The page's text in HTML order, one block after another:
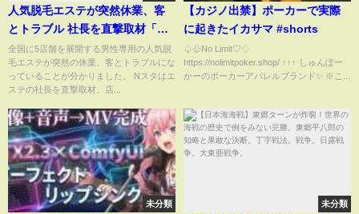
人気脱毛エステが突然休業、客
とトラブル 社長を直撃取材「無
理やり社長に…」、支払った金
はどうなる？【Nスタ解説】｜
TBS NEWS DIG
全国に5店舗を展開する男性専用の人気脱
毛エステが突然の休業。客とトラブルにな
っていることが分かりました。 Nスタはエ
ステの社長を直撃取材。店...
【カジノ出禁】ポーカーで実際
に起きたイカサマ #shorts
♤♧No Limit♡♢
https://nolimitpoker.shop/ ↑↑↑ しゅんぽー
かーのポーカーアパレルブランド✨ ※こ...
未分類 未分類